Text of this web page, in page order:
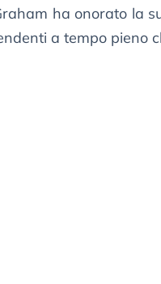
ha onorato la
a tempo pieno